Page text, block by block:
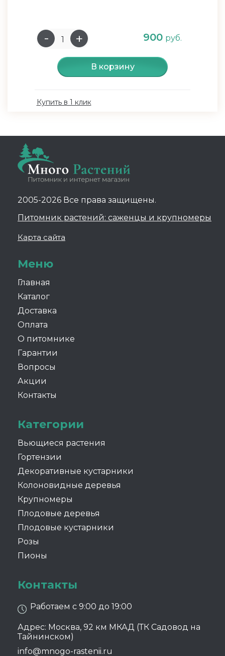
900 руб.
В корзину
Купить в 1 клик
2005-2026 Все права защищены.
Питомник растений: саженцы и крупномеры
Карта сайта
Меню
Главная
Каталог
Доставка
Оплата
О питомнике
Гарантии
Вопросы
Акции
Контакты
Категории
Вьющиеся растения
Гортензии
Декоративные кустарники
Колоновидные деревья
Крупномеры
Плодовые деревья
Плодовые кустарники
Розы
Пионы
Контакты
Работаем с 9:00 до 19:00
Адрес: Москва, 92 км МКАД (ТК Садовод на
Тайнинском)
info@mnogo-rastenii.ru